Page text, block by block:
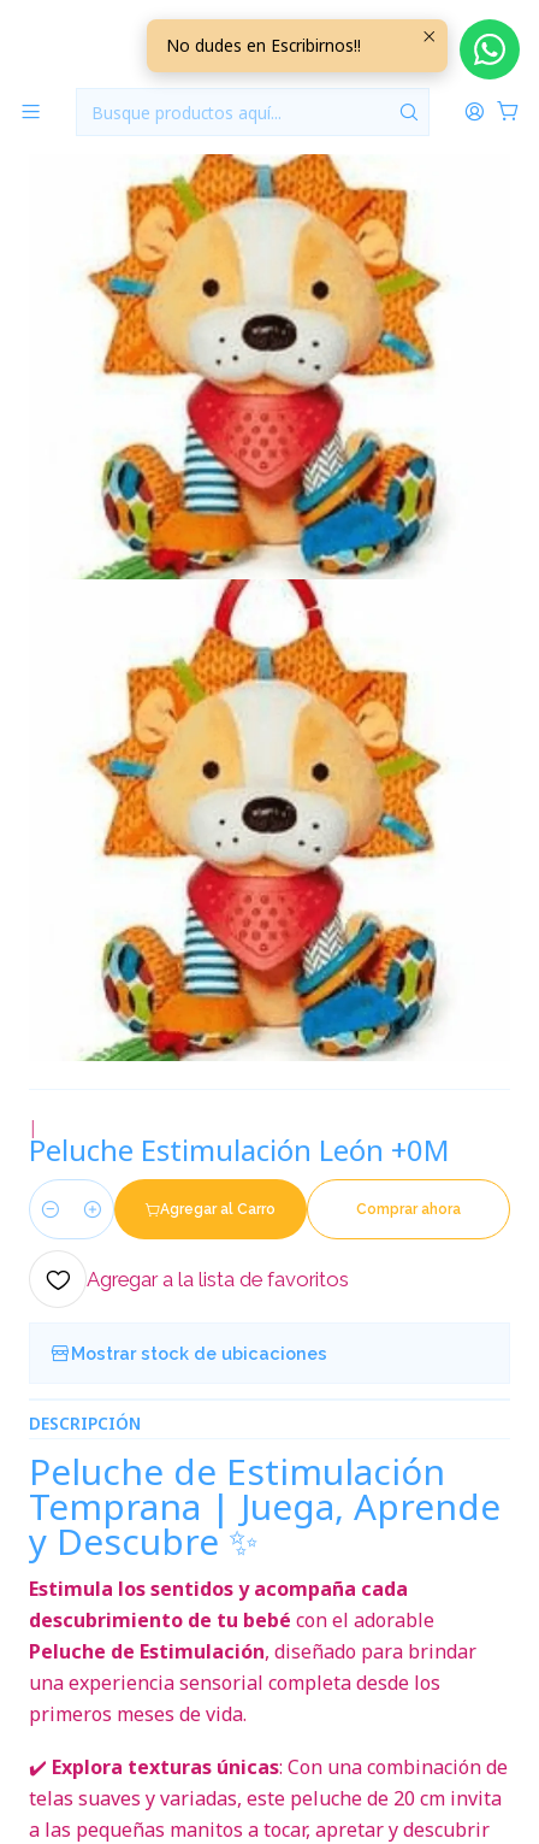
Jugueteria Peluche Estimulación León +0M
|
Peluche Estimulación León +0M
Cantidad
Agregar al Carro Comprar ahora
Agregar a la lista de favoritos
Mostrar stock de ubicaciones
DESCRIPCIÓN
Peluche de Estimulación
Temprana | Juega, Aprende
y Descubre ✨
Estimula los sentidos y acompaña cada
descubrimiento de tu bebé con el adorable
Peluche de Estimulación, diseñado para brindar
una experiencia sensorial completa desde los
primeros meses de vida.
✔️ Explora texturas únicas: Con una combinación de
telas suaves y variadas, este peluche de 20 cm invita
a las pequeñas manitos a tocar, apretar y descubrir
No dudes en Escribirnos!!